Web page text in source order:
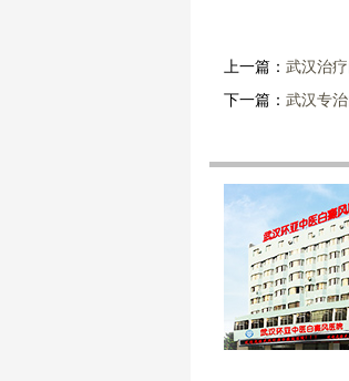
上一篇： 武汉治
下一篇： 武汉专